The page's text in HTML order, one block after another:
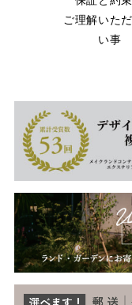
ご理解いた
い事